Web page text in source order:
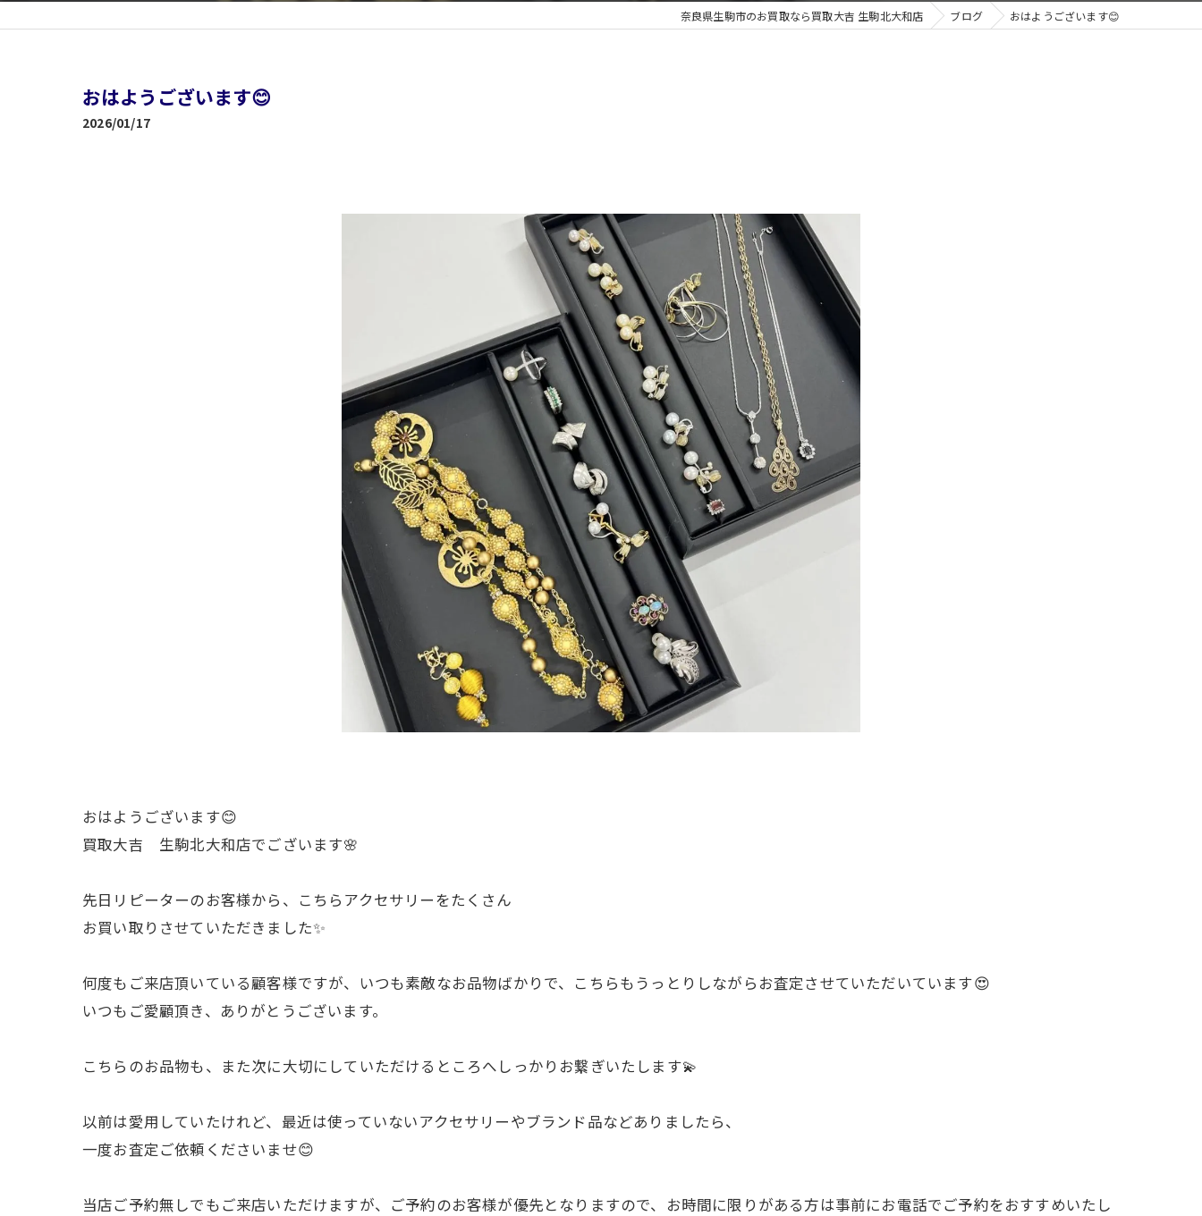
奈良県生駒市のお買取なら買取大吉 生駒北大和店 ブログ おはようございます😊
おはようございます😊
2026/01/17
おはようございます😊
買取大吉 生駒北大和店でございます🌸
先日リピーターのお客様から、こちらアクセサリーをたくさん
お買い取りさせていただきました✨
何度もご来店頂いている顧客様ですが、いつも素敵なお品物ばかりで、こちらもうっとりしながらお査定させていただいています😍
いつもご愛顧頂き、ありがとうございます。
こちらのお品物も、また次に大切にしていただけるところへしっかりお繋ぎいたします💫
以前は愛用していたけれど、最近は使っていないアクセサリーやブランド品などありましたら、
一度お査定ご依頼くださいませ😊
当店ご予約無しでもご来店いただけますが、ご予約のお客様が優先となりますので、お時間に限りがある方は事前にお電話でご予約をおすすめいたし